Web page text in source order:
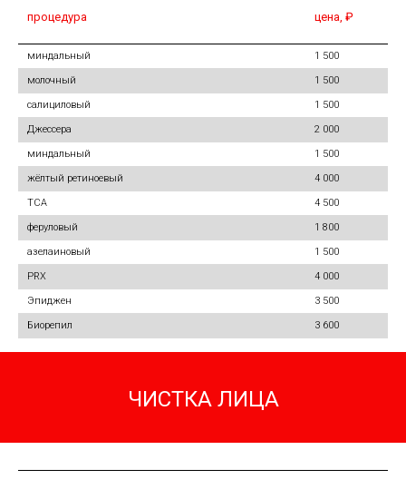
процедура цена, ₽
миндальный 1 500
молочный 1 500
салициловый 1 500
Джессера 2 000
миндальный 1 500
жёлтый ретиноевый 4 000
ТСА 4 500
феруловый 1 800
азелаиновый 1 500
PRX 4 000
Эпиджен 3 500
Биорепил 3 600
ЧИСТКА ЛИЦА